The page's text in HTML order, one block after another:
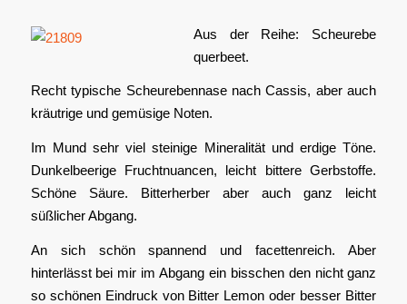
Aus der Reihe: Scheurebe
querbeet.
Recht typische Scheurebennase nach Cassis, aber auch
kräutrige und gemüsige Noten.
Im Mund sehr viel steinige Mineralität und erdige Töne.
Dunkelbeerige Fruchtnuancen, leicht bittere Gerbstoffe.
Schöne Säure. Bitterherber aber auch ganz leicht
süßlicher Abgang.
An sich schön spannend und facettenreich. Aber
hinterlässt bei mir im Abgang ein bisschen den nicht ganz
so schönen Eindruck von Bitter Lemon oder besser Bitter